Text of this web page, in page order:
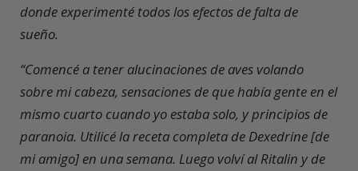
donde experimenté todos los efectos de falta de
sueño.
“Comencé a tener alucinaciones de aves volando
sobre mi cabeza, sensaciones de que había gente en el
mismo cuarto cuando yo estaba solo, y principios de
paranoia. Utilicé la receta completa de Dexedrine [de
mi amigo] en una semana. Luego volví al Ritalin y de